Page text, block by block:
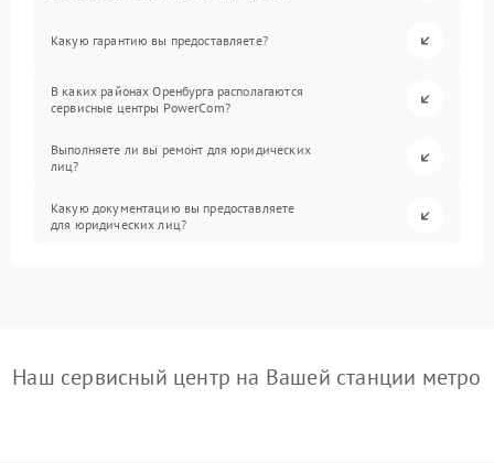
Какую гарантию вы предоставляете?
В каких районах Оренбурга располагаются
сервисные центры PowerCom?
Выполняете ли вы ремонт для юридических
лиц?
Какую документацию вы предоставляете
для юридических лиц?
Наш сервисный центр на Вашей станции метро